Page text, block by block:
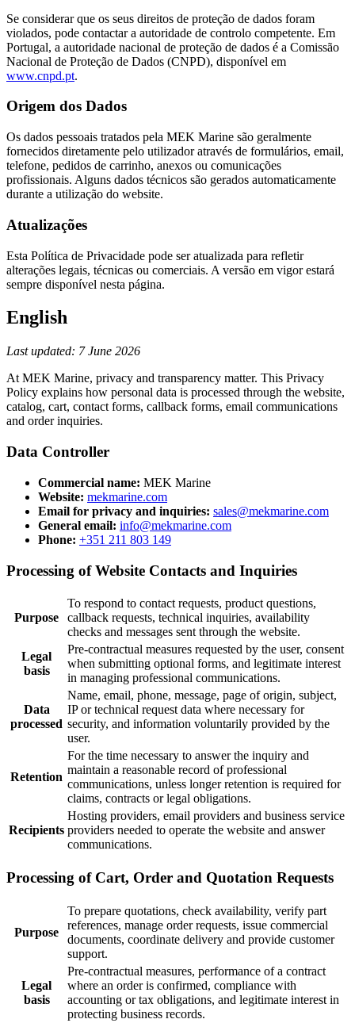
Se considerar que os seus direitos de proteção de dados foram
violados, pode contactar a autoridade de controlo competente. Em
Portugal, a autoridade nacional de proteção de dados é a Comissão
Nacional de Proteção de Dados (CNPD), disponível em
www.cnpd.pt.
Origem dos Dados
Os dados pessoais tratados pela MEK Marine são geralmente
fornecidos diretamente pelo utilizador através de formulários, email,
telefone, pedidos de carrinho, anexos ou comunicações
profissionais. Alguns dados técnicos são gerados automaticamente
durante a utilização do website.
Atualizações
Esta Política de Privacidade pode ser atualizada para refletir
alterações legais, técnicas ou comerciais. A versão em vigor estará
sempre disponível nesta página.
English
Last updated: 7 June 2026
At MEK Marine, privacy and transparency matter. This Privacy
Policy explains how personal data is processed through the website,
catalog, cart, contact forms, callback forms, email communications
and order inquiries.
Data Controller
Commercial name: MEK Marine
Website: mekmarine.com
Email for privacy and inquiries: sales@mekmarine.com
General email: info@mekmarine.com
Phone: +351 211 803 149
Processing of Website Contacts and Inquiries
Purpose
To respond to contact requests, product questions,
callback requests, technical inquiries, availability
checks and messages sent through the website.
Legal
basis
Pre-contractual measures requested by the user, consent
when submitting optional forms, and legitimate interest
in managing professional communications.
Data
processed
Name, email, phone, message, page of origin, subject,
IP or technical request data where necessary for
security, and information voluntarily provided by the
user.
Retention
For the time necessary to answer the inquiry and
maintain a reasonable record of professional
communications, unless longer retention is required for
claims, contracts or legal obligations.
Recipients
Hosting providers, email providers and business service
providers needed to operate the website and answer
communications.
Processing of Cart, Order and Quotation Requests
Purpose
To prepare quotations, check availability, verify part
references, manage order requests, issue commercial
documents, coordinate delivery and provide customer
support.
Legal
basis
Pre-contractual measures, performance of a contract
where an order is confirmed, compliance with
accounting or tax obligations, and legitimate interest in
protecting business records.